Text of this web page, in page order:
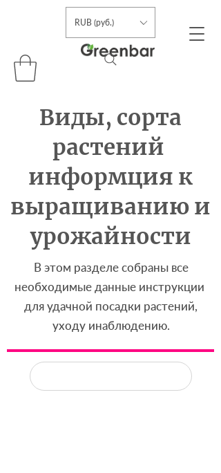
RUB (руб.)
Виды, сорта
растений
информция к
выращиванию и
урожайности
В этом разделе собраны все
необходимые данные инструкции
для удачной посадки растений,
уходу инаблюдению.